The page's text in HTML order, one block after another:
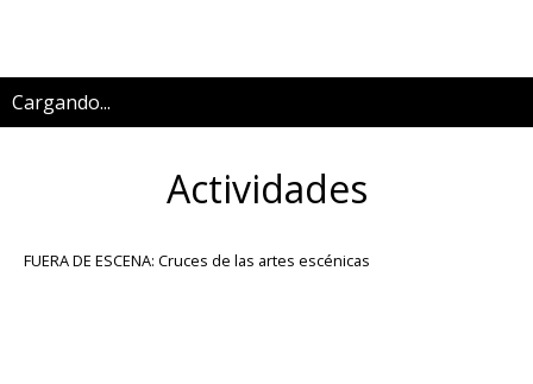
Cargando...
Actividades
FUERA DE ESCENA: Cruces de las artes escénicas